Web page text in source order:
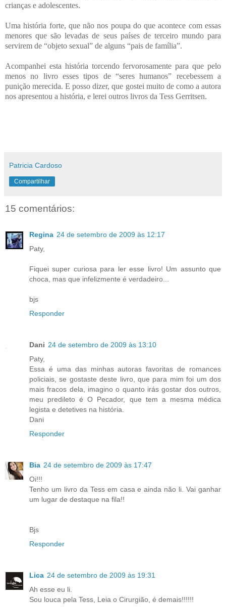
crianças e adolescentes.
Uma história forte, que não nos poupa do que acontece com essas
menores que são levadas de seus países de terceiro mundo para
servirem de “objeto sexual” de alguns “pais de família”.
Acompanhei esta história torcendo fervorosamente para que pelo
menos no livro esses tipos de “seres humanos” recebessem a
punição merecida. E posso dizer, que gostei muito de como a autora
nos apresentou a história, e lerei outros livros da Tess Gerritsen.
Patricia Cardoso
Compartilhar
15 comentários:
Regina 24 de setembro de 2009 às 12:17
Paty,
Fiquei super curiosa para ler esse livro! Um assunto que
choca, mas que infelizmente é verdadeiro...
bjs
Responder
Dani 24 de setembro de 2009 às 13:10
Paty,
Essa é uma das minhas autoras favoritas de romances
policiais, se gostaste deste livro, que para mim foi um dos
mais fracos dela, imagino o quanto irás gostar dos outros,
meu predileto é O Pecador, que tem a mesma médica
legista e detetives na história.
Dani
Responder
Bia 24 de setembro de 2009 às 17:47
Oi!!!
Tenho um livro da Tess em casa e ainda não li. Vai ganhar
um lugar de destaque na fila!!
Bjs
Responder
Lica 24 de setembro de 2009 às 19:31
Ah esse eu li.
Sou louca pela Tess, Leia o Cirurgião, é demais!!!!!!